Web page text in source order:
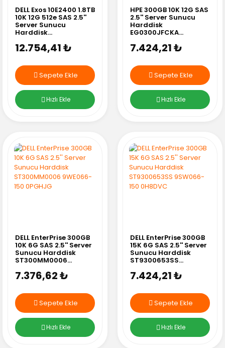
DELL Exos 10E2400 1.8TB
10K 12G 512e SAS 2.5''
Server Sunucu
Harddisk
1XJ233-151 0JY57X
12.754,41 ₺
Sepete Ekle
Hızlı Ekle
HPE 300GB 10K 12G SAS
2.5'' Server Sunucu
Harddisk
EG0300JFCKA
781514-003 781581-
006 1V8200-035
7.424,21 ₺
Sepete Ekle
Hızlı Ekle
DELL EnterPrise 300GB
10K 6G SAS 2.5'' Server
Sunucu Harddisk
ST300MM0006
7.376,62 ₺
Sepete Ekle
Hızlı Ekle
DELL EnterPrise 300GB
15K 6G SAS 2.5'' Server
Sunucu Harddisk
ST9300653SS
7.424,21 ₺
Sepete Ekle
Hızlı Ekle